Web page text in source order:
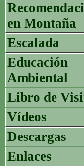
en Montaña
Escalada
Educación
Ambiental
Libro de
Vídeos
Descargas
Enlaces